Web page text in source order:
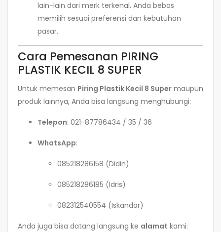
lain-lain dari merk terkenal. Anda bebas
memilih sesuai preferensi dan kebutuhan
pasar.
Cara Pemesanan PIRING
PLASTIK KECIL 8 SUPER
Untuk memesan Piring Plastik Kecil 8 Super maupun
produk lainnya, Anda bisa langsung menghubungi:
Telepon: 021-87786434 / 35 / 36
WhatsApp:
085218286158 (Didin)
085218286185 (Idris)
082312540554 (Iskandar)
Anda juga bisa datang langsung ke alamat kami: